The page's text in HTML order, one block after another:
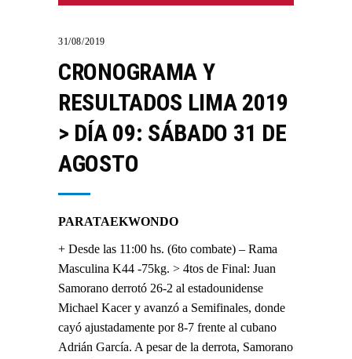
31/08/2019
CRONOGRAMA Y
RESULTADOS LIMA 2019
> DÍA 09: SÁBADO 31 DE
AGOSTO
PARATAEKWONDO
+ Desde las 11:00 hs. (6to combate) – Rama
Masculina K44 -75kg. > 4tos de Final: Juan
Samorano derrotó 26-2 al estadounidense
Michael Kacer y avanzó a Semifinales, donde
cayó ajustadamente por 8-7 frente al cubano
Adrián García. A pesar de la derrota, Samorano